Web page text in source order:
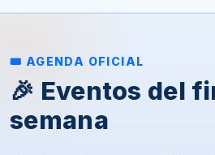
🎟 AGENDA OFICIAL
🎉 Eventos del
semana